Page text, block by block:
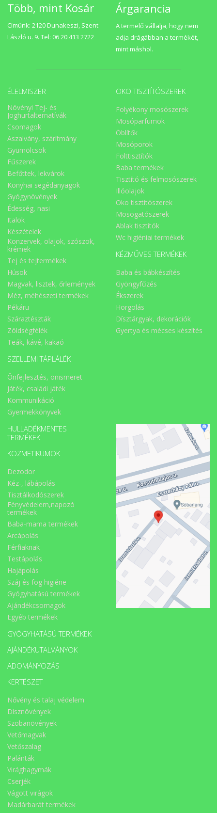
Több, mint Kosár
Címünk: 2120 Dunakeszi, Szent
László u. 9. Tel: 06 20 413 2722
Árgarancia
A termelő vállalja, hogy nem
adja drágábban a termékét,
mint máshol.
ÉLELMISZER
Növényi Tej- és
Joghurtalternatívák
Csomagok
Aszalvány, szárítmány
Gyümölcsök
Fűszerek
Befőttek, lekvárok
Konyhai segédanyagok
Gyógynövények
Édesség, nasi
Italok
Készételek
Konzervek, olajok, szószok,
krémek
Tej és tejtermékek
Húsok
Magvak, lisztek, őrlemények
Méz, méhészeti termékek
Pékáru
Száraztészták
Zöldségfélék
Teák, kávé, kakaó
SZELLEMI TÁPLÁLÉK
Önfejlesztés, önismeret
Játék, családi játék
Kommunikáció
Gyermekkönyvek
ÖKO TISZTÍTÓSZEREK
Folyékony mosószerek
Mosóparfümök
Öblítők
Mosóporok
Folttisztítók
Baba termékek
Tisztító és felmosószerek
Illóolajok
Öko tisztítószerek
Mosogatószerek
Ablak tisztítók
Wc higiéniai termékek
KÉZMŰVES TERMÉKEK
Baba és bábkészítés
Gyöngyfűzés
Ékszerek
Horgolás
Dísztárgyak, dekorációk
Gyertya és mécses készítés
HULLADÉKMENTES
TERMÉKEK
KOZMETIKUMOK
Dezodor
Kéz-, lábápolás
Tisztálkodószerek
Fényvédelem,napozó
termékek
Baba-mama termékek
Arcápolás
Férfiaknak
Testápolás
Hajápolás
Száj és fog higiéne
Gyógyhatású termékek
Ajándékcsomagok
Egyéb termékek
GYÓGYHATÁSÚ TERMÉKEK
AJÁNDÉKUTALVÁNYOK
ADOMÁNYOZÁS
KERTÉSZET
Nővény és talaj védelem
Dísznövények
Szobanövények
Vetőmagvak
Vetőszalag
Palánták
Virághagymák
Cserjék
Vágott virágok
Madárbarát termékek